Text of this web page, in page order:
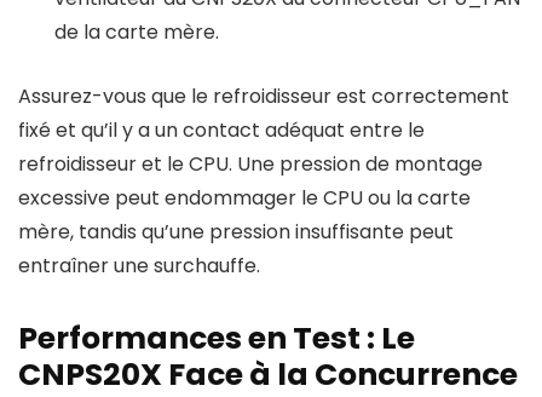
de la carte mère.
Assurez-vous que le refroidisseur est correctement
fixé et qu’il y a un contact adéquat entre le
refroidisseur et le CPU. Une pression de montage
excessive peut endommager le CPU ou la carte
mère, tandis qu’une pression insuffisante peut
entraîner une surchauffe.
Performances en Test : Le
CNPS20X Face à la Concurrence